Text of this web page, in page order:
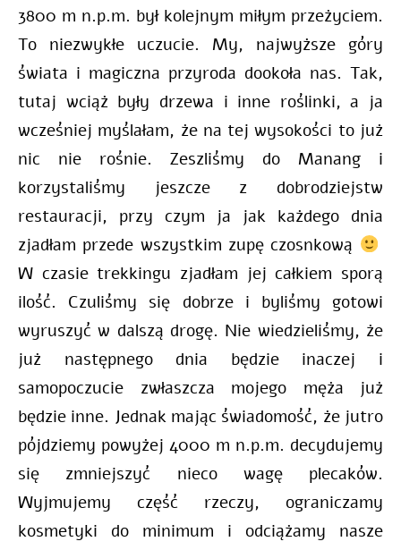
3800 m n.p.m. był kolejnym miłym przeżyciem.
To niezwykłe uczucie. My, najwyższe góry
świata i magiczna przyroda dookoła nas. Tak,
tutaj wciąż były drzewa i inne roślinki, a ja
wcześniej myślałam, że na tej wysokości to już
nic nie rośnie. Zeszliśmy do Manang i
korzystaliśmy jeszcze z dobrodziejstw
restauracji, przy czym ja jak każdego dnia
zjadłam przede wszystkim zupę czosnkową
W czasie trekkingu zjadłam jej całkiem sporą
ilość. Czuliśmy się dobrze i byliśmy gotowi
wyruszyć w dalszą drogę. Nie wiedzieliśmy, że
już następnego dnia będzie inaczej i
samopoczucie zwłaszcza mojego męża już
będzie inne. Jednak mając świadomość, że jutro
pójdziemy powyżej 4000 m n.p.m. decydujemy
się zmniejszyć nieco wagę plecaków.
Wyjmujemy część rzeczy, ograniczamy
kosmetyki do minimum i odciążamy nasze